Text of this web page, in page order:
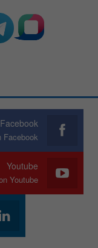
Facebook
Youtube